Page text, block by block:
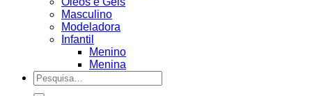
Masculino
Modeladora
Infantil
Menino
Menina
Pesquisar
por: